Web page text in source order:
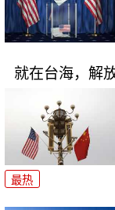
就在台海，解
最热